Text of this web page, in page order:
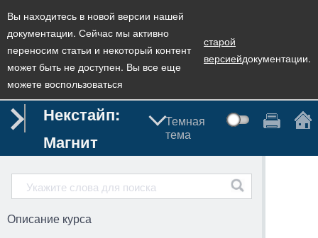
Вы находитесь в новой версии нашей
документации. Сейчас мы активно
переносим статьи и некоторый контент
может быть не доступен. Вы все еще
можете воспользоваться
старой
версиейдокументации.
Некстайп:
Магнит
Темная
тема
Описание курса